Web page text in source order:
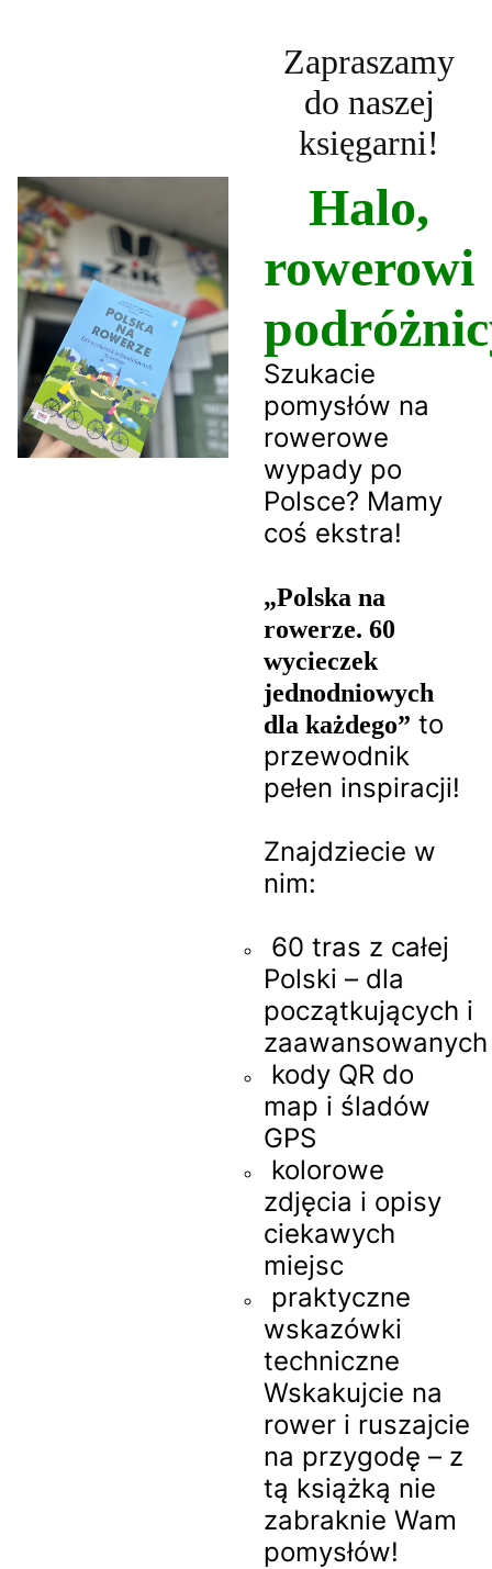
Zapraszamy
do naszej
księgarni!
Halo,
rowerowi
Szukacie
pomysłów na
rowerowe
wypady po
Polsce? Mamy
coś ekstra!
„Polska na
rowerze. 60
wycieczek
jednodniowych
dla każdego” to
przewodnik
pełen inspiracji!
Znajdziecie w
nim:
60 tras z całej
Polski – dla
początkujących i
zaawansowanych
kody QR do
map i śladów
GPS
kolorowe
zdjęcia i opisy
ciekawych
miejsc
praktyczne
wskazówki
techniczne
Wskakujcie na
rower i ruszajcie
na przygodę – z
tą książką nie
zabraknie Wam
pomysłów!